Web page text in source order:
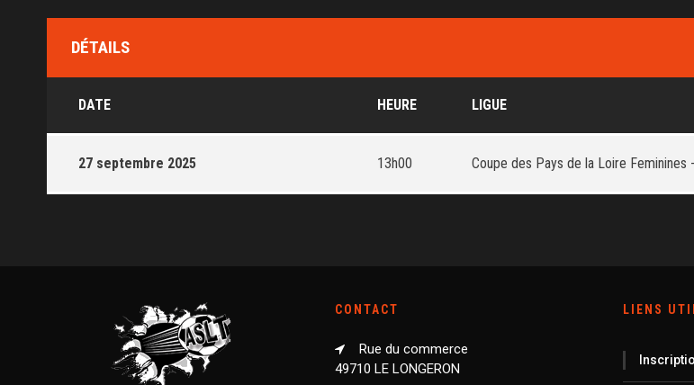
DÉTAILS
DATE HEURE LIGUE
27 septembre 2025 13h00 Coupe des Pays de la Loire Feminines
CONTACT
Rue du commerce
49710 LE LONGERON
LIENS